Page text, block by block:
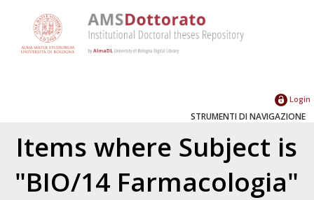
Login
STRUMENTI DI NAVIGAZIONE
Items where Subject is
"BIO/14 Farmacologia"